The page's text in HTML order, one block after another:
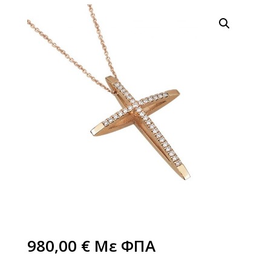
980,00 € Με ΦΠΑ